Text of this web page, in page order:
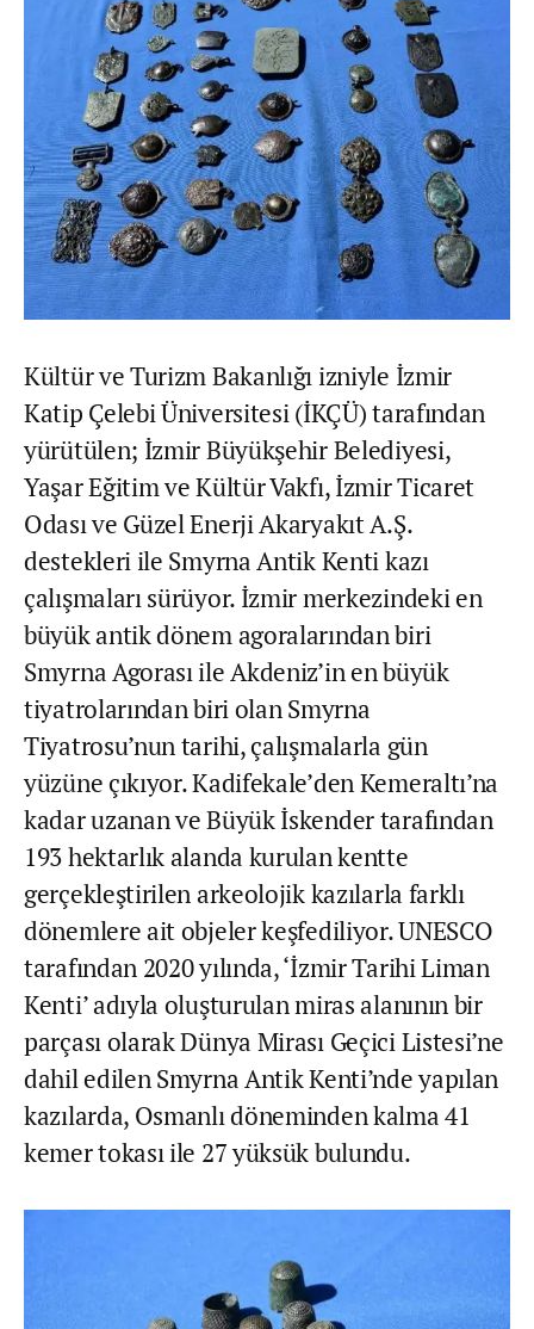
Kültür ve Turizm Bakanlığı izniyle İzmir
Katip Çelebi Üniversitesi (İKÇÜ) tarafından
yürütülen; İzmir Büyükşehir Belediyesi,
Yaşar Eğitim ve Kültür Vakfı, İzmir Ticaret
Odası ve Güzel Enerji Akaryakıt A.Ş.
destekleri ile Smyrna Antik Kenti kazı
çalışmaları sürüyor. İzmir merkezindeki en
büyük antik dönem agoralarından biri
Smyrna Agorası ile Akdeniz’in en büyük
tiyatrolarından biri olan Smyrna
Tiyatrosu’nun tarihi, çalışmalarla gün
yüzüne çıkıyor. Kadifekale’den Kemeraltı’na
kadar uzanan ve Büyük İskender tarafından
193 hektarlık alanda kurulan kentte
gerçekleştirilen arkeolojik kazılarla farklı
dönemlere ait objeler keşfediliyor. UNESCO
tarafından 2020 yılında, ‘İzmir Tarihi Liman
Kenti’ adıyla oluşturulan miras alanının bir
parçası olarak Dünya Mirası Geçici Listesi’ne
dahil edilen Smyrna Antik Kenti’nde yapılan
kazılarda, Osmanlı döneminden kalma 41
kemer tokası ile 27 yüksük bulundu.